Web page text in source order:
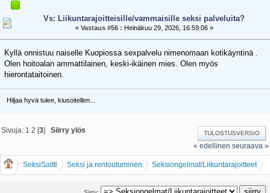
Vs: Liikuntarajoitteisille/vammaisille seksi palveluita?
« Vastaus #56 : Heinäkuu 29, 2026, 16:59:06 »
Kyllä onnistuu naiselle Kuopiossa sexpalvelu nimenomaan kotikäyntinä .
Olen hoitoalan ammattilainen, keski-ikäinen mies. Olen myös
hierontataitoinen.
Hiljaa hyvä tulee, kiusoitellen...
TULOSTUSVERSIO
Sivuja: 1 2 [3]Siirry ylös
« edellinen seuraava »
SeksiSaitti Seksi ja rentoutuminen
Seksiongelmat/Liikuntarajoitteet
Liikuntarajoitteisille/vammaisille seksi palveluita?